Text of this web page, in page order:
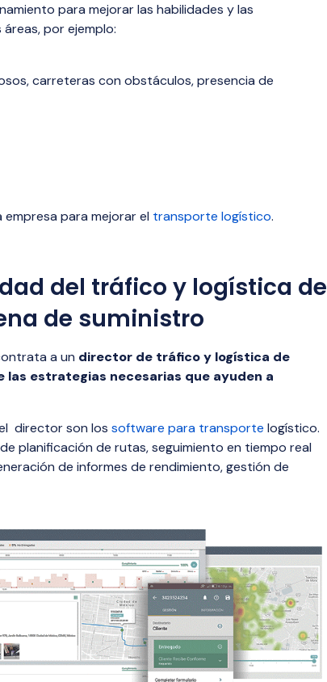
para mejorar las habilidades y las
por ejemplo:
carreteras con obstáculos, presencia de
para mejorar el transporte logístico.
del tráfico y logística de
de suministro
a un director de tráfico y logística de
las estrategias necesarias que ayuden a
director son los software para transporte logístico.
planificación de rutas, seguimiento en tiempo real
de informes de rendimiento, gestión de